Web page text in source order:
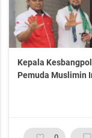
Kepala
Pemuda Muslimin